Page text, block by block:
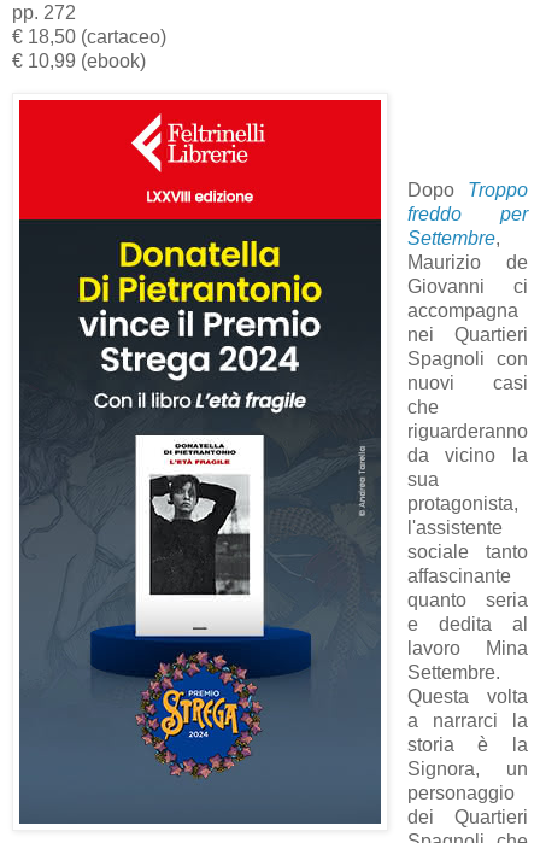
pp. 272
€ 18,50 (cartaceo)
€ 10,99 (ebook)
Dopo Troppo
freddo per
Settembre,
Maurizio de
Giovanni ci
accompagna
nei Quartieri
Spagnoli con
nuovi casi
che
riguarderanno
da vicino la
sua
protagonista,
l'assistente
sociale tanto
affascinante
quanto seria
e dedita al
lavoro Mina
Settembre.
Questa volta
a narrarci la
storia è la
Signora, un
personaggio
dei Quartieri